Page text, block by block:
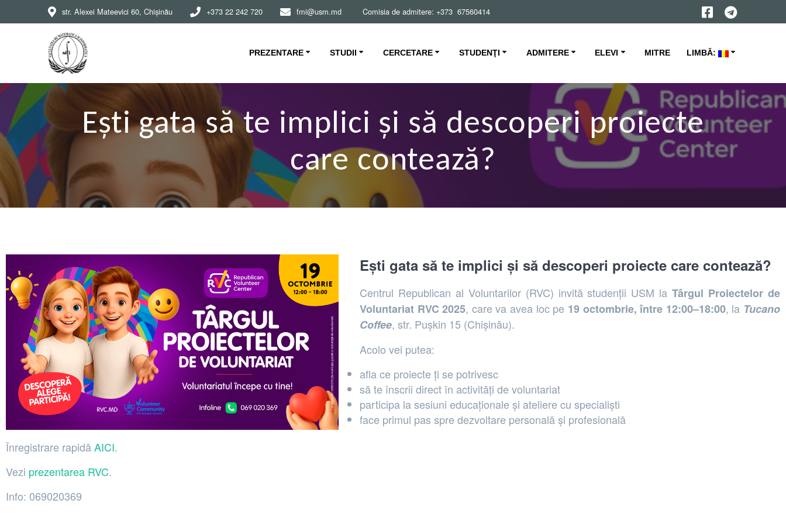
str. Alexei Mateevici 60, Chișinău +373 22 242 720 fmi@usm.md Comisia de admitere: +373 67560414
PREZENTARE STUDII CERCETARE STUDENŢI ADMITERE ELEVI MITRE LIMBĂ:
Ești gata să te implici și să descoperi proiecte
care contează?
Ești gata să te implici și să descoperi proiecte care contează?
Centrul Republican al Voluntarilor (RVC) invită studenții USM laTârgul Proiectelor de
Voluntariat RVC 2025, care va avea loc pe 19 octombrie, între 12:00–18:00, la Tucano
Coffee, str. Pușkin 15 (Chișinău).
Acolo vei putea:
afla ce proiecte ți se potrivesc
să te înscrii direct în activități de voluntariat
participa la sesiuni educaționale și ateliere cu specialiști
face primul pas spre dezvoltare personală și profesională
Înregistrare rapidăAICI.
Vezi prezentarea RVC.
Info: 069020369